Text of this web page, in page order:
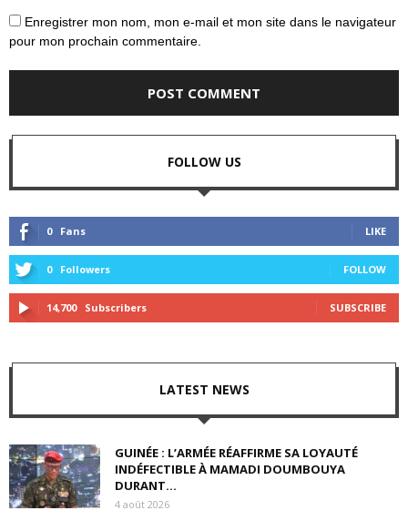
Enregistrer mon nom, mon e-mail et mon site dans le navigateur
pour mon prochain commentaire.
FOLLOW US
0 Fans LIKE
0 Followers FOLLOW
14,700 Subscribers SUBSCRIBE
LATEST NEWS
GUINÉE : L’ARMÉE RÉAFFIRME SA LOYAUTÉ
INDÉFECTIBLE À MAMADI DOUMBOUYA
DURANT...
4 août 2026